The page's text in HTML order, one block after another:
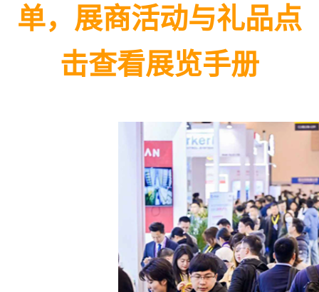
单，展商活动与礼品点
击查看展览手册